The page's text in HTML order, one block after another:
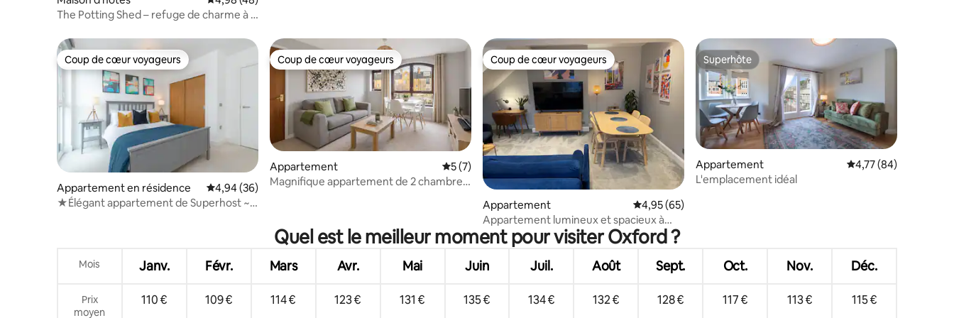
The Potting Shed – refuge de charme à la
Coup de cœur voyageurs
Coup de cœur voyageurs
Appartement en résidence Évaluation moyenne sur la base de 36 commentaires : 4,94 sur 5
4,94 (36)
★Élégant appartement de Superhost ~
Coup de cœur voyageurs
Coup de cœur voyageurs
Appartement Évaluation moyenne sur la base de 7 commentaires : 5 sur 5
5 (7)
Magnifique appartement de 2 chambres
Coup de cœur voyageurs
Coup de cœur voyageurs
Appartement Évaluation moyenne sur la base de 65 commentaires : 4,95 sur 5
4,95 (65)
Appartement lumineux et spacieux à
Jéricho
Superhôte
Superhôte
Appartement Évaluation moyenne
4,77 (84)
L'emplacement idéal
Quel est le meilleur moment pour visiter Oxford ?
Mois Janv. Févr. Mars Avr. Mai Juin Juil. Août Sept. Oct. Nov. Déc.
Prix
moyen
110 € 109 € 114 € 123 € 131 € 135 € 134 € 132 € 128 € 117 € 113 € 115 €